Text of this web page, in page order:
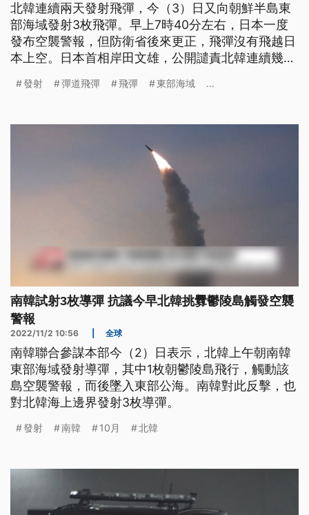
北韓連續兩天發射飛彈，今（3）日又向朝鮮半島東
部海域發射3枚飛彈。早上7時40分左右，日本一度
發布空襲警報，但防衛省後來更正，飛彈沒有飛越日
本上空。日本首相岸田文雄，公開譴責北韓連續幾天
發射 彈道飛彈 飛彈 東部海域 ...
南韓試射3枚導彈 抗議今早北韓挑釁鬱陵島觸發空襲
警報
2022/11/2 10:56 全球
南韓聯合參謀本部今（2）日表示，北韓上午朝南韓
東部海域發射導彈，其中1枚朝鬱陵島飛行，觸動該
島空襲警報，而後墜入東部公海。南韓對此反擊，也
對北韓海上邊界發射3枚導彈。
發射 南韓 10月 北韓